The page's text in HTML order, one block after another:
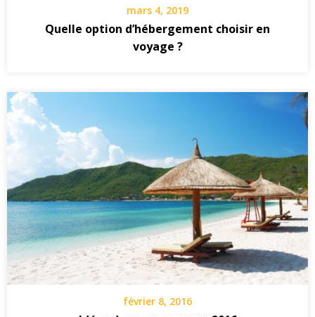
mars 4, 2019
Quelle option d’hébergement choisir en
voyage ?
février 8, 2016